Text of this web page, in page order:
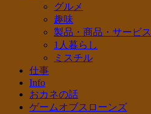
グルメ
趣味
製品・商品・サービス
1人暮らし
ミスチル
仕事
Info
おカネの話
ゲームオブスローンズ